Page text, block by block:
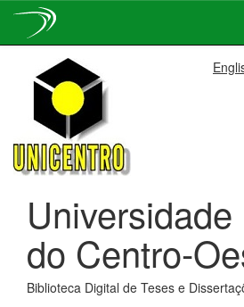
navigation
do Centro-
Biblioteca Digital de Teses e